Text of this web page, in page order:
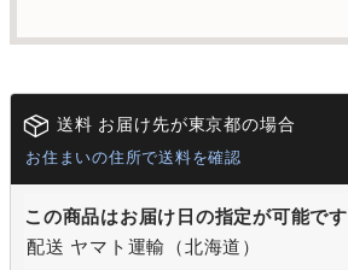
送料 お届け先が東京都の場合
お住まいの住所で送料を確認
この商品はお届け日の指定が可能です
配送 ヤマト運輸（北海道）